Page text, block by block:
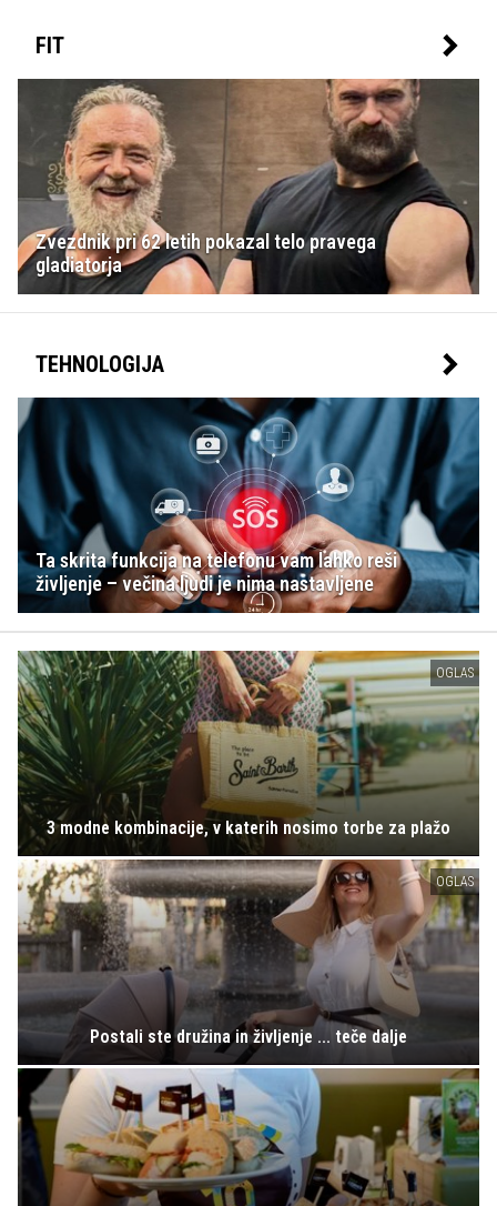
FIT
Zvezdnik pri 62 letih pokazal telo pravega
gladiatorja
TEHNOLOGIJA
Ta skrita funkcija na telefonu vam lahko reši
življenje – večina ljudi je nima nastavljene
OGLAS
3 modne kombinacije, v katerih nosimo torbe za plažo
OGLAS
Postali ste družina in življenje ... teče dalje